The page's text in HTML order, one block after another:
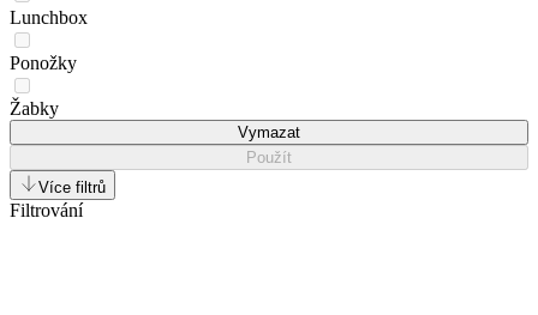
Lunchbox
Ponožky
Žabky
Vymazat
Použít
Více filtrů
Filtrování